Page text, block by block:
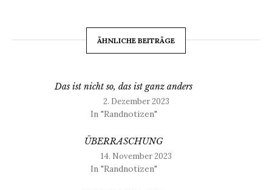
ÄHNLICHE BEITRÄGE
Das ist nicht so, das ist ganz anders
2. Dezember 2023
In "Randnotizen"
ÜBERRASCHUNG
14. November 2023
In "Randnotizen"